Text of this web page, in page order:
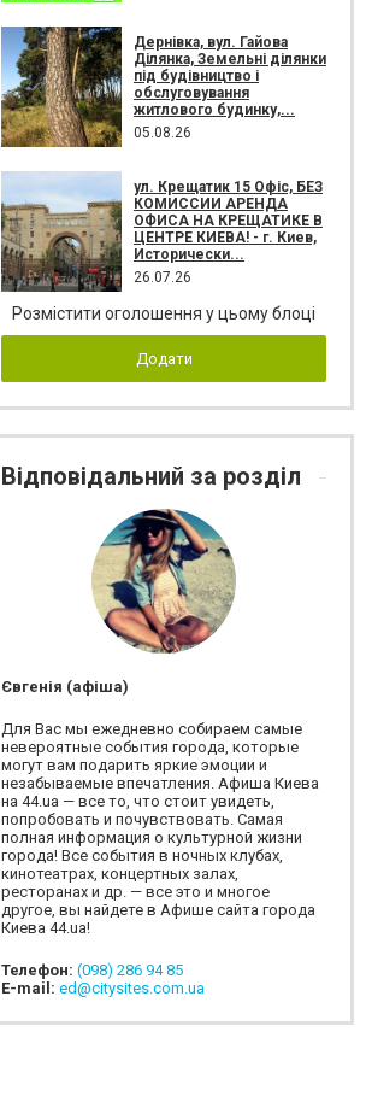
Дернівка, вул. Гайова
Ділянка, Земельні ділянки
під будівництво і
обслуговування
житлового будинку,...
05.08.26
ул. Крещатик 15 Офіс, БЕЗ
КОМИССИИ АРЕНДА
ОФИСА НА КРЕЩАТИКЕ В
ЦЕНТРЕ КИЕВА! - г. Киев,
Исторически...
26.07.26
Розмістити оголошення у цьому блоці
Додати
Відповідальний за розділ
Євгенія (афіша)
Для Вас мы ежедневно собираем самые
невероятные события города, которые
могут вам подарить яркие эмоции и
незабываемые впечатления. Афиша Киева
на 44.ua — все то, что стоит увидеть,
попробовать и почувствовать. Самая
полная информация о культурной жизни
города! Все события в ночных клубах,
кинотеатрах, концертных залах,
ресторанах и др. — все это и многое
другое, вы найдете в Афише сайта города
Киева 44.ua!
Телефон: (098) 286 94 85
E-mail: ed@citysites.com.ua